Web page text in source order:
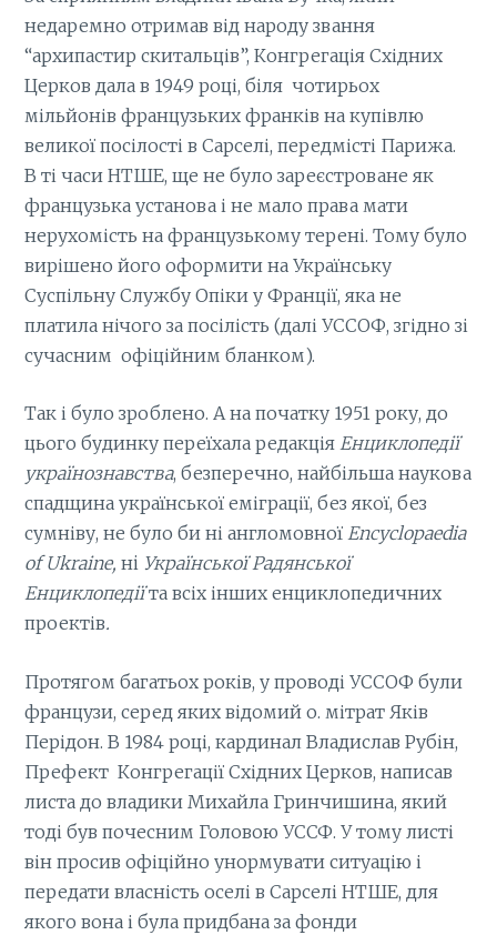
недаремно отримав від народу звання
“архипастир скитальців”, Конгрегація Східних
Церков дала в 1949 році, біля чотирьох
мільйонів французьких франків на купівлю
великої посілості в Сарселі, передмісті Парижа.
В ті часи НТШЕ, ще не було зареєстроване як
французька установа і не мало права мати
нерухомість на французькому терені. Тому було
вирішено його оформити на Українську
Суспільну Службу Опіки у Франції, яка не
платила нічого за посілість (далі УССОФ, згідно зі
сучасним офіційним бланком).
Так і було зроблено. А на початку 1951 року, до
цього будинку переїхала редакціяЕнциклопедії
українознавства, безперечно, найбільша наукова
спадщина української еміграції, без якої, без
сумніву, не було би ні англомовноїEncyclopaedia
of Ukraine, нi Української Радянської
Енциклопедіїта всіх інших енциклопедичних
проектів.
Протягом багатьох років, у проводі УССОФ були
французи, серед яких відомий о. мітрат Яків
Перідон. В 1984 році, кардинал Владислав Рубін,
Префект Конгрегації Східних Церков, написав
листа до владики Михайла Гринчишина, який
тоді був почесним Головою УССФ. У тому листі
він просив офіційно унормувати ситуацію і
передати власність оселі в Сарселі НТШЕ, для
якого вона і була придбана за фонди